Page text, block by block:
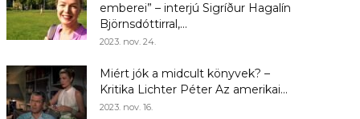
emberei” – interjú Sigríður Hagalín
Björnsdóttirral,...
2023. nov. 24.
Miért jók a midcult könyvek? –
Kritika Lichter Péter Az amerikai...
2023. nov. 16.